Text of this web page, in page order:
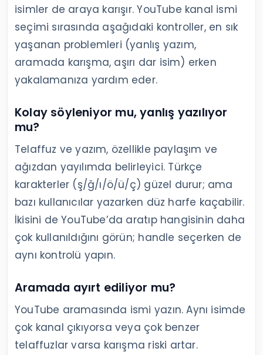
isimler de araya karışır. YouTube kanal ismi
seçimi sırasında aşağıdaki kontroller, en sık
yaşanan problemleri (yanlış yazım,
aramada karışma, aşırı dar isim) erken
yakalamanıza yardım eder.
Kolay söyleniyor mu, yanlış yazılıyor
mu?
Telaffuz ve yazım, özellikle paylaşım ve
ağızdan yayılımda belirleyici. Türkçe
karakterler (ş/ğ/ı/ö/ü/ç) güzel durur; ama
bazı kullanıcılar yazarken düz harfe kaçabilir.
İkisini de YouTube’da aratıp hangisinin daha
çok kullanıldığını görün; handle seçerken de
aynı kontrolü yapın.
Aramada ayırt ediliyor mu?
YouTube aramasında ismi yazın. Aynı isimde
çok kanal çıkıyorsa veya çok benzer
telaffuzlar varsa karışma riski artar.